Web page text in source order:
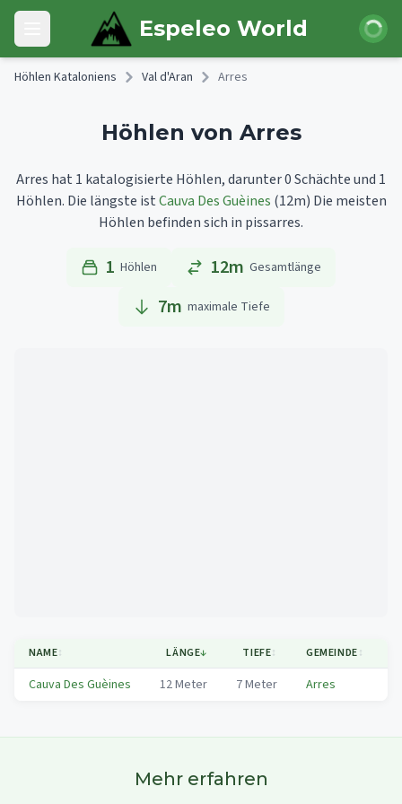
Skip to main content
Open main menu Espeleo World
Höhlen Kataloniens Val d'Aran Arres
Höhlen von Arres
Arres hat 1 katalogisierte Höhlen, darunter 0 Schächte und 1
Höhlen. Die längste istCauva Des Guèines (12m) Die meisten
Höhlen befinden sich in pissarres.
1 Höhlen 12m Gesamtlänge
7m maximale Tiefe
NAME↕ LÄNGE↓ TIEFE↕ GEMEINDE↕
Cauva Des Guèines 12Meter 7Meter Arres
Mehr erfahren